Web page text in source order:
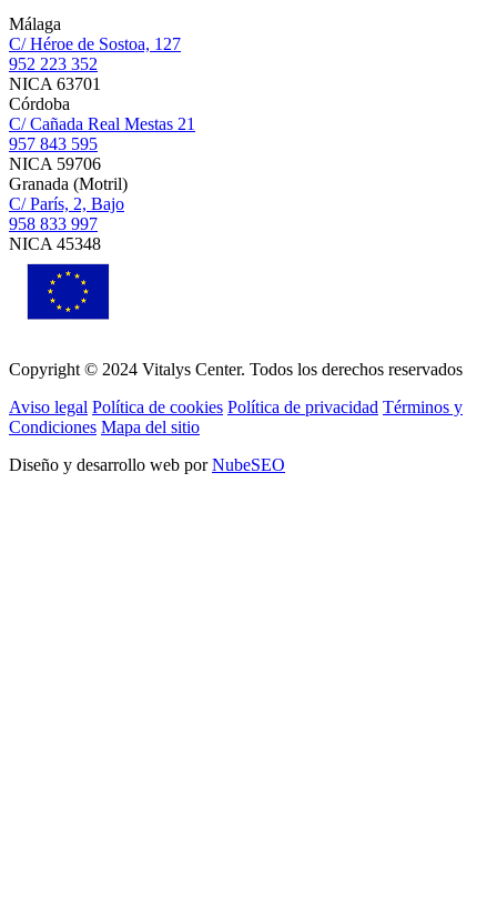
Málaga
C/ Héroe de Sostoa, 127
952 223 352
NICA 63701
Córdoba
C/ Cañada Real Mestas 21
957 843 595
NICA 59706
Granada (Motril)
C/ París, 2, Bajo
958 833 997
NICA 45348
Copyright © 2024 Vitalys Center. Todos los derechos reservados
Aviso legal Política de cookies Política de privacidad Términos y
Condiciones Mapa del sitio
Diseño y desarrollo web porNubeSEO